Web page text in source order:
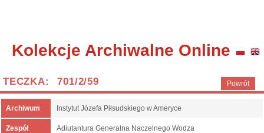
Kolekcje Archiwalne Online
Powrót
TECZKA: 701/2/59
Archiwum Instytut Józefa Piłsudskiego w Ameryce
Zespół Adiutantura Generalna Naczelnego Wodza